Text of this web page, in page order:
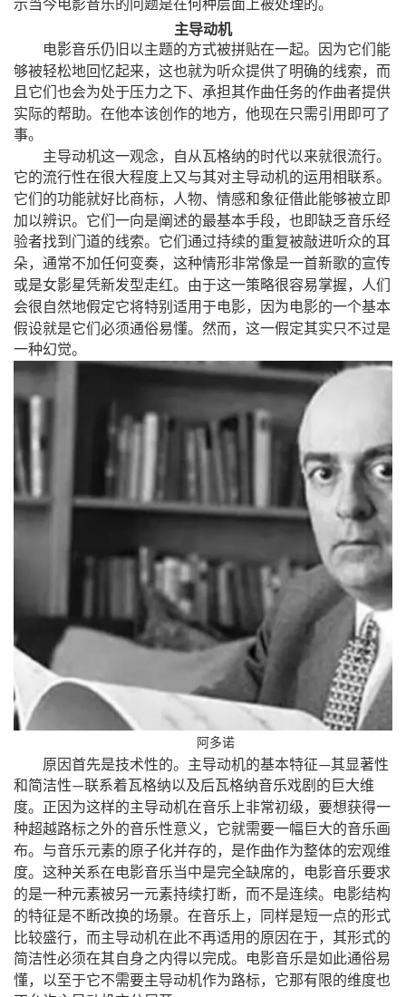
示当今电影音乐的问题是在何种层面上被处理的。
主导动机
电影音乐仍旧以主题的方式被拼贴在一起。因为它们能
够被轻松地回忆起来， 这也就为听众提供了明确的线索，
而
且它们也会为处于压力之下、承担其作曲任务的作曲者提供
实际的帮助。在他本该创作的地方， 他现在只需引用即可了
事。
主导动机这一观念，
自从瓦格纳的时代以来就很流行。
它的流行性在很大程度上又与其对主导动机的运用相联系。
它们的功能就好比商标，
人物、情感和象征借此能够被立即
加以辨识。它们一向是阐述的最基本手段， 也即缺乏音乐经
验者找到门道的线索。它们通过持续的重复被敲进听众的耳
朵， 通常不加任何变奏， 这种情形非常像是一首新歌的宣传
或是女影星凭新发型走红。由于这一策略很容易掌握，
人们
会很自然地假定它将特别适用于电影，
因为电影的一个基本
假设就是它们必须通俗易懂。然而， 这一假定其实只不过是
一种幻觉。
阿多诺
原因首先是技术性的。主导动机的基本特征—其显著性
和简洁性—联系着瓦格纳以及后瓦格纳音乐戏剧的巨大维
度。正因为这样的主导动机在音乐上非常初级， 要想获得一
种超越路标之外的音乐性意义 ，
它就需要一幅巨大的音乐画
布。与音乐元素的原子化并存的，
是作曲作为整体的宏观维
度。这种关系在电影音乐当中是完全缺席的，
电影音乐要求
的是一种元素被另一元素持续打断，
而不是连续。电影结构
的特征是不断改换的场景。在音乐上 ，
同样是短一点的形式
比较盛行， 而主导动机在此不再适用的原因在于， 其形式的
简洁性必须在其自身之内得以完成。电影音乐是如此通俗易
懂， 以至于它不需要主导动机作为路标，
它那有限的维度也